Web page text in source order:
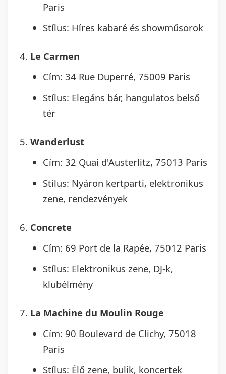
Paris
Stílus: Híres kabaré és showműsorok
Le Carmen
Cím: 34 Rue Duperré, 75009 Paris
Stílus: Elegáns bár, hangulatos belső
tér
Wanderlust
Cím: 32 Quai d'Austerlitz, 75013 Paris
Stílus: Nyáron kertparti, elektronikus
zene, rendezvények
Concrete
Cím: 69 Port de la Rapée, 75012 Paris
Stílus: Elektronikus zene, DJ-k,
klubélmény
La Machine du Moulin Rouge
Cím: 90 Boulevard de Clichy, 75018
Paris
Stílus: Élő zene, bulik, koncertek